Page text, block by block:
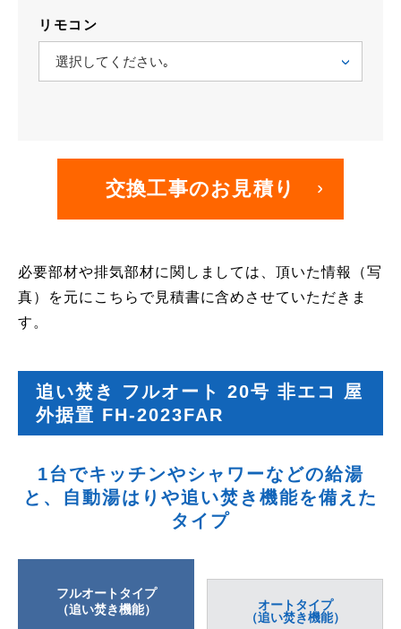
リモコン
交換工事のお見積り
必要部材や排気部材に関しましては、頂いた情報（写
真）を元にこちらで見積書に含めさせていただきま
す。
追い焚き フルオート 20号 非エコ 屋
外据置 FH-2023FAR
1台でキッチンやシャワーなどの給湯
と、自動湯はりや追い焚き機能を備えた
タイプ
フルオートタイプ
（追い焚き機能）
オートタイプ
（追い焚き機能）